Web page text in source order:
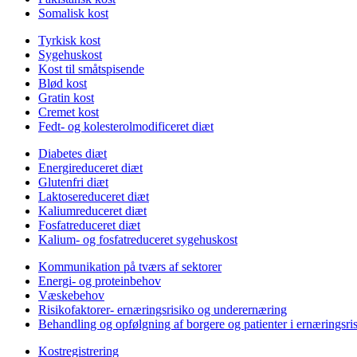
Somalisk kost
Tyrkisk kost
Sygehuskost
Kost til småtspisende
Blød kost
Gratin kost
Cremet kost
Fedt- og kolesterolmodificeret diæt
Diabetes diæt
Energireduceret diæt
Glutenfri diæt
Laktosereduceret diæt
Kaliumreduceret diæt
Fosfatreduceret diæt
Kalium- og fosfatreduceret sygehuskost
Kommunikation på tværs af sektorer
Energi- og proteinbehov
Væskebehov
Risikofaktorer- ernæringsrisiko og underernæring
Behandling og opfølgning af borgere og patienter i
Kostregistrering